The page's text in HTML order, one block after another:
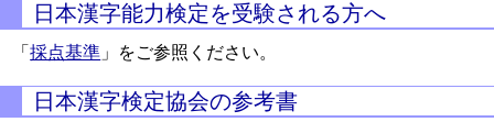
日本漢字能力検定を受験される方へ
「採点基準 」をご参照ください。
日本漢字検定協会の参考書